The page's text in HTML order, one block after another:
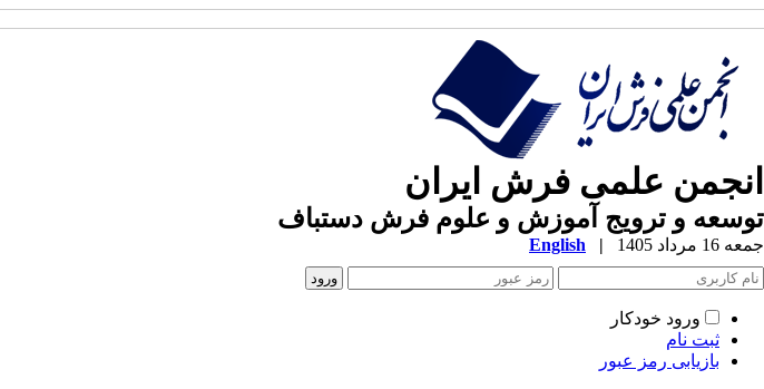
انجمن علمی فرش ایران
توسعه و ترویج آموزش و علوم فرش دستباف
جمعه 16 مرداد 1405 |
English
ورود خودکار
ثبت نام
بازیابی رمز عبور